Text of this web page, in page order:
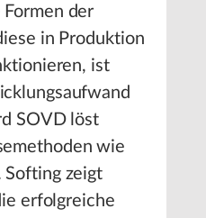
der
in Produktion
ist
SOVD löst
wie
Softing zeigt
erfolgreiche